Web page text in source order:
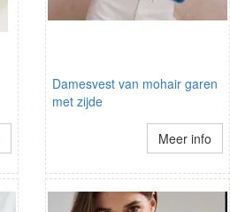
Damesvest van mohair garen
met zijde
Meer info